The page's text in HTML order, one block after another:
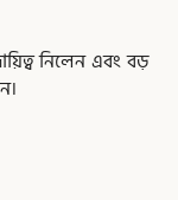
নিলেন এবং বড়